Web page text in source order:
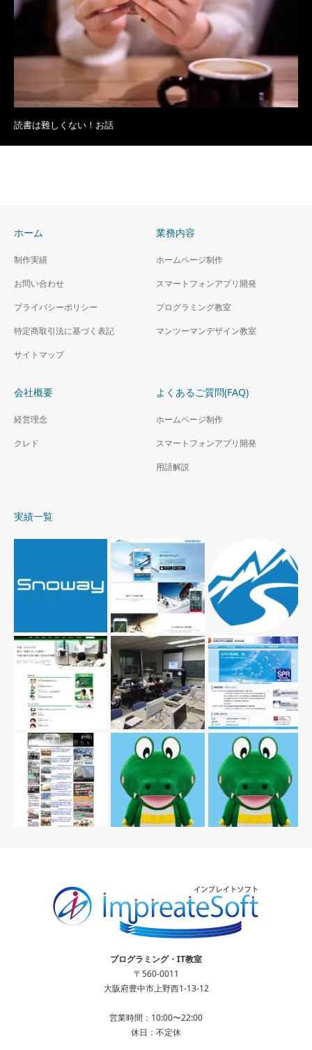
読書は難しくない！お話
ホーム
制作実績
お問い合わせ
プライバシーポリシー
特定商取引法に基づく表記
サイトマップ
業務内容
ホームページ制作
スマートフォンアプリ開発
プログラミング教室
マンツーマンデザイン教室
会社概要
経営理念
クレド
よくあるご質問(FAQ)
ホームページ制作
スマートフォンアプリ開発
用語解説
実績一覧
プログラミング・IT教室
〒560-0011
大阪府豊中市上野西1-13-12
営業時間：10:00〜22:00
休日：不定休